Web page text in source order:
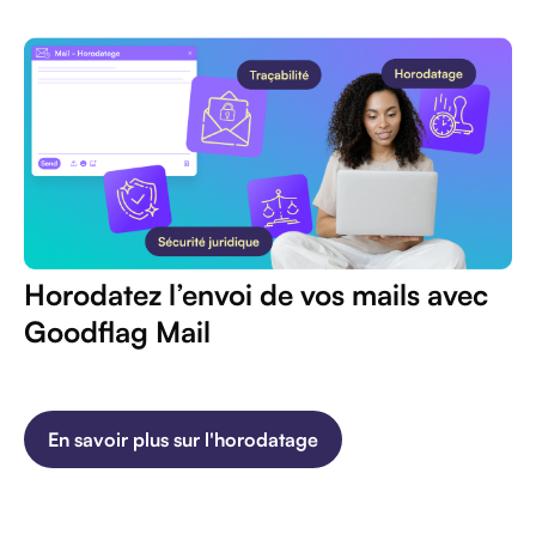
Horodatez l’envoi de vos mails avec
Goodflag Mail
En savoir plus sur l'horodatage